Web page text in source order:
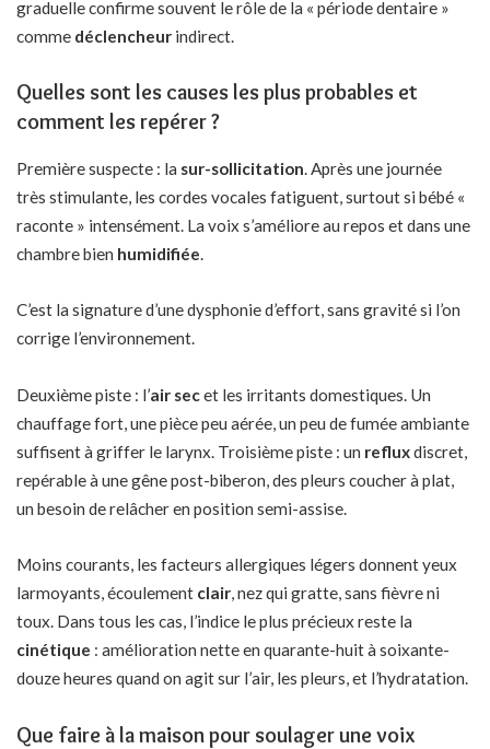
graduelle confirme souvent le rôle de la « période dentaire »
comme déclencheur indirect.
Quelles sont les causes les plus probables et
comment les repérer ?
Première suspecte : la sur-sollicitation . Après une journée
très stimulante, les cordes vocales fatiguent, surtout si bébé «
raconte » intensément. La voix s’améliore au repos et dans une
chambre bien humidifiée
C’est la signature d’une dysphonie d’effort, sans gravité si l’on
corrige l’environnement.
Deuxième piste : l’air secet les irritants domestiques. Un
chauffage fort, une pièce peu aérée, un peu de fumée ambiante
suffisent à griffer le larynx. Troisième piste : un refluxdiscret,
repérable à une gêne post-biberon, des pleurs coucher à plat,
un besoin de relâcher en position semi-assise.
Moins courants, les facteurs allergiques légers donnent yeux
larmoyants, écoulement clair, nez qui gratte, sans fièvre ni
toux. Dans tous les cas, l’indice le plus précieux reste la
cinétique : amélioration nette en quarante-huit à soixante-
douze heures quand on agit sur l’air, les pleurs, et l’hydratation.
Que faire à la maison pour soulager une voix